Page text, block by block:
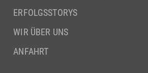
ERFOLGSSTORYS
WIR ÜBER UNS
ANFAHRT